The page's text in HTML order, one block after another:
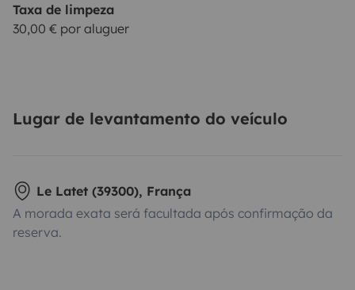
Taxa de limpeza
30,00 € por aluguer
Lugar de levantamento do veículo
Le Latet (39300), França
A morada exata será facultada após confirmação da
reserva.